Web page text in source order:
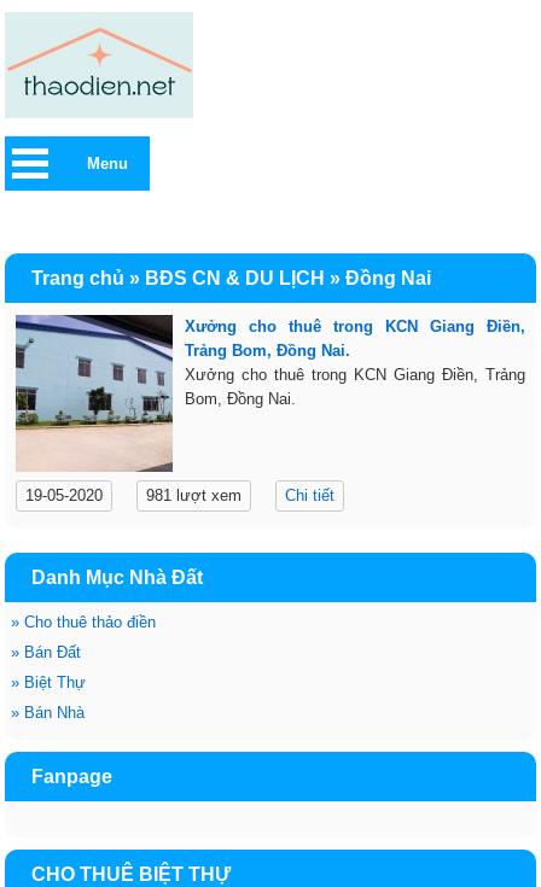
Xưởng cho thuê trong KCN Giang Điền,
Trảng Bom, Đồng Nai.
Xưởng cho thuê trong KCN Giang Điền, Trảng
Bom, Đồng Nai.
19-05-2020 981 lượt xem Chi tiết
Trang chủ » BĐS CN & DU LỊCH »Đồng Nai
Danh Mục Nhà Đất
» Cho thuê thảo điền
» Bán Đất
» Biệt Thự
» Bán Nhà
Fanpage
CHO THUÊ BIỆT THỰ
Menu